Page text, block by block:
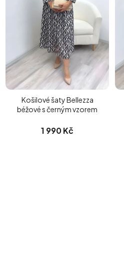
Košilové šaty Bellezza
béžové s černým vzorem
1 990 Kč